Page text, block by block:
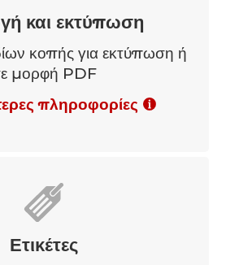
και εκτύπωση
κοπής για εκτύπωση ή
μορφή PDF
πληροφορίες
Ετικέτες